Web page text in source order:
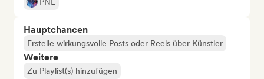
Hauptchancen
Erstelle wirkungsvolle Posts oder Reels über Künstler
Weitere
Zu Playlist(s) hinzufügen